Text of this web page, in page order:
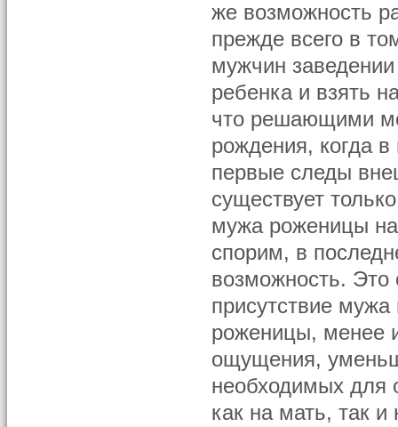
же возможность
прежде всего в
мужчин
ребенка и взять
что решающими
рождения, когда в
первые следы
существует
мужа роженицы на
спорим, в
возможность. Это
присутствие
роженицы, менее
ощущения,
необходимых для
как на мать, так и